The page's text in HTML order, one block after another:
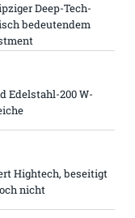
Deep-Tech-
bedeutendem
Edelstahl-200 W-
Hightech, beseitigt
nicht